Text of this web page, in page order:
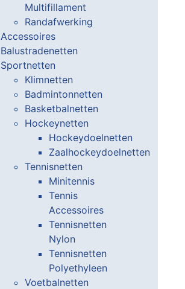
Multifillament
Randafwerking
Accessoires
Balustradenetten
Sportnetten
Klimnetten
Badmintonnetten
Basketbalnetten
Hockeynetten
Hockeydoelnetten
Zaalhockeydoelnetten
Tennisnetten
Minitennis
Tennis
Accessoires
Tennisnetten
Nylon
Tennisnetten
Polyethyleen
Voetbalnetten